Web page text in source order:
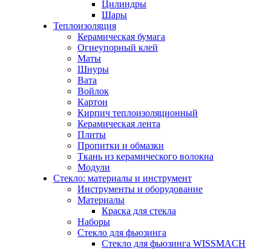
Цилиндры
Шары
Теплоизоляция
Керамическая бумага
Огнеупорный клей
Маты
Шнуры
Вата
Войлок
Картон
Кирпич теплоизоляционный
Керамическая лента
Плиты
Пропитки и обмазки
Ткань из керамического волокна
Модули
Стекло: материалы и инструмент
Инструменты и оборудование
Материалы
Краска для стекла
Наборы
Стекло для фьюзинга
Стекло для фьюзинга WISSMACH